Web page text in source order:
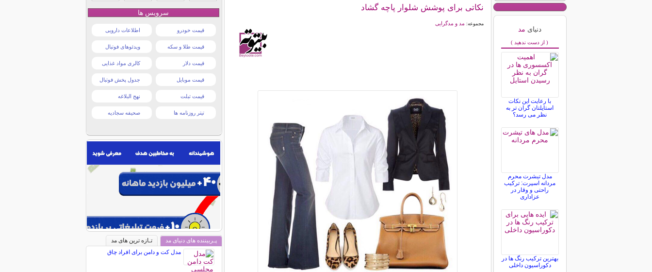
نکاتی برای پوشش شلوار پاچه گشاد
مجموعه: مد و مدگرایی
دنیای مد
( از دست ندهید )
با رعایت این نکات
استایلتان گران تر به
نظر می رسد؟
مدل تیشرت محرم
مردانه اسپرت: ترکیب
راحتی و وقار در
عزاداری
بهترین ترکیب رنگ ها در
دکوراسیون داخلی
سرویس ها
قیمت خودرو اطلاعات دارویی
قیمت طلا و سکه ویدئوهای فوتبال
قیمت دلار کالری مواد غذایی
قیمت موبایل جدول پخش فوتبال
قیمت تبلت نهج البلاغه
تیتر روزنامه ها صحیفه سجادیه
پـربیننده های دنیای مد
تـازه ترین های مد
مدل کت و دامن برای افراد چاق